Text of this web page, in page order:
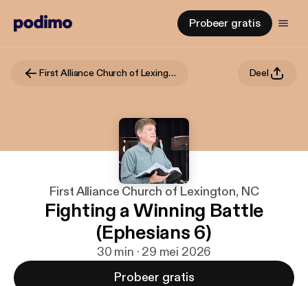
Probeer gratis
First Alliance Church of Lexington, NC Deel
First Alliance Church of Lexington, NC
Fighting a Winning Battle
(Ephesians 6)
30 min · 29 mei 2026
Probeer gratis